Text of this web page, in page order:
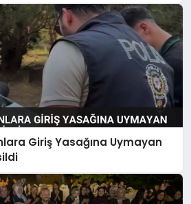
Giriş Yasağına Uymayan